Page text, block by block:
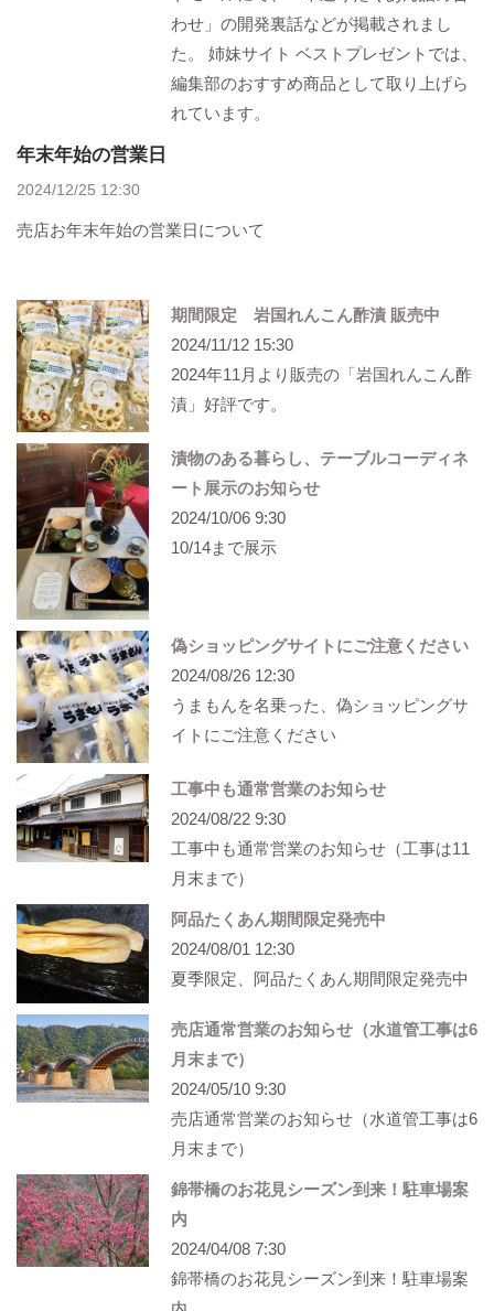
わせ」の開発裏話などが掲載されまし
た。 姉妹サイト ベストプレゼントでは、
編集部のおすすめ商品として取り上げら
れています。
年末年始の営業日
2024/12/25 12:30
売店お年末年始の営業日について
期間限定 岩国れんこん酢漬 販売中
2024/11/12 15:30
2024年11月より販売の「岩国れんこん酢
漬」好評です。
漬物のある暮らし、テーブルコーディネ
ート展示のお知らせ
2024/10/06 9:30
10/14まで展示
偽ショッピングサイトにご注意ください
2024/08/26 12:30
うまもんを名乗った、偽ショッピングサ
イトにご注意ください
工事中も通常営業のお知らせ
2024/08/22 9:30
工事中も通常営業のお知らせ（工事は11
月末まで）
阿品たくあん期間限定発売中
2024/08/01 12:30
夏季限定、阿品たくあん期間限定発売中
売店通常営業のお知らせ（水道管工事は6
月末まで）
2024/05/10 9:30
売店通常営業のお知らせ（水道管工事は6
月末まで）
錦帯橋のお花見シーズン到来！駐車場案
内
2024/04/08 7:30
錦帯橋のお花見シーズン到来！駐車場案